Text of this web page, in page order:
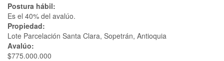
Postura hábil:
Es el 40% del avalúo.
Propiedad:
Lote Parcelación Santa Clara, Sopetrán, Antioquia
Avalúo:
$775.000.000